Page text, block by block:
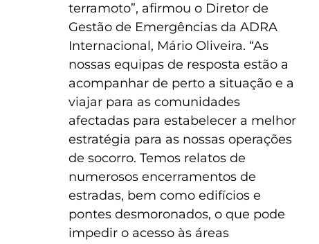
terramoto”, afirmou o Diretor de
Gestão de Emergências da ADRA
Internacional, Mário Oliveira. “As
nossas equipas de resposta estão a
acompanhar de perto a situação e a
viajar para as comunidades
afectadas para estabelecer a melhor
estratégia para as nossas operações
de socorro. Temos relatos de
numerosos encerramentos de
estradas, bem como edifícios e
pontes desmoronados, o que pode
impedir o acesso às áreas